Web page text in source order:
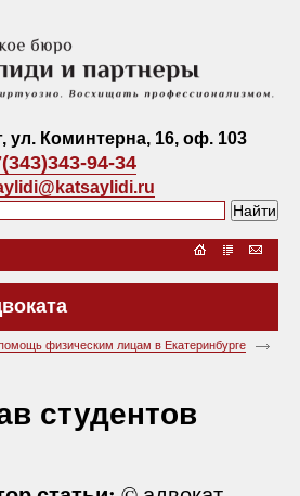
ул. Коминтерна, 16, оф. 103
94-34
физическим лицам в Екатеринбурге
студентов